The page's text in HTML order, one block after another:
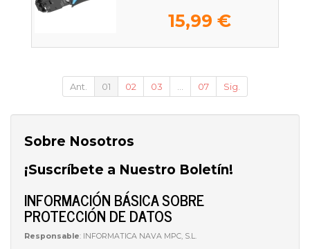
15,99 €
Ant. 01 02 03 07 Sig.
Sobre Nosotros
¡Suscríbete a Nuestro Boletín!
INFORMACIÓN BÁSICA SOBRE
PROTECCIÓN DE DATOS
Responsable: INFORMATICA NAVA MPC, S.L.